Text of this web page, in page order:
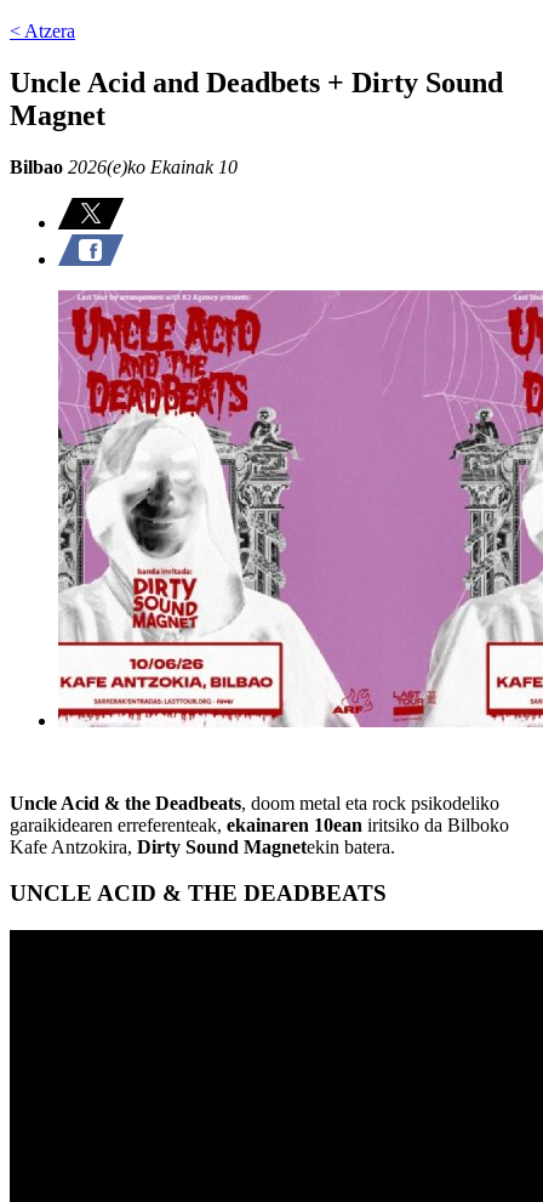
< Atzera
Uncle Acid and Deadbets + Dirty Sound
Magnet
Bilbao 2026(e)ko Ekainak 10
Uncle Acid & the Deadbeats, doom metal eta rock psikodeliko
garaikidearen erreferenteak, ekainaren 10ean iritsiko da Bilboko
Kafe Antzokira, Dirty Sound Magnetekin batera.
UNCLE ACID & THE DEADBEATS